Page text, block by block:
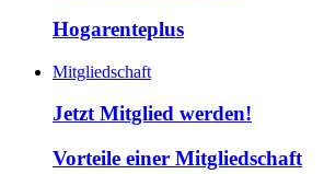
Hogarenteplus
Mitgliedschaft
Jetzt Mitglied werden!
Vorteile einer Mitgliedschaft